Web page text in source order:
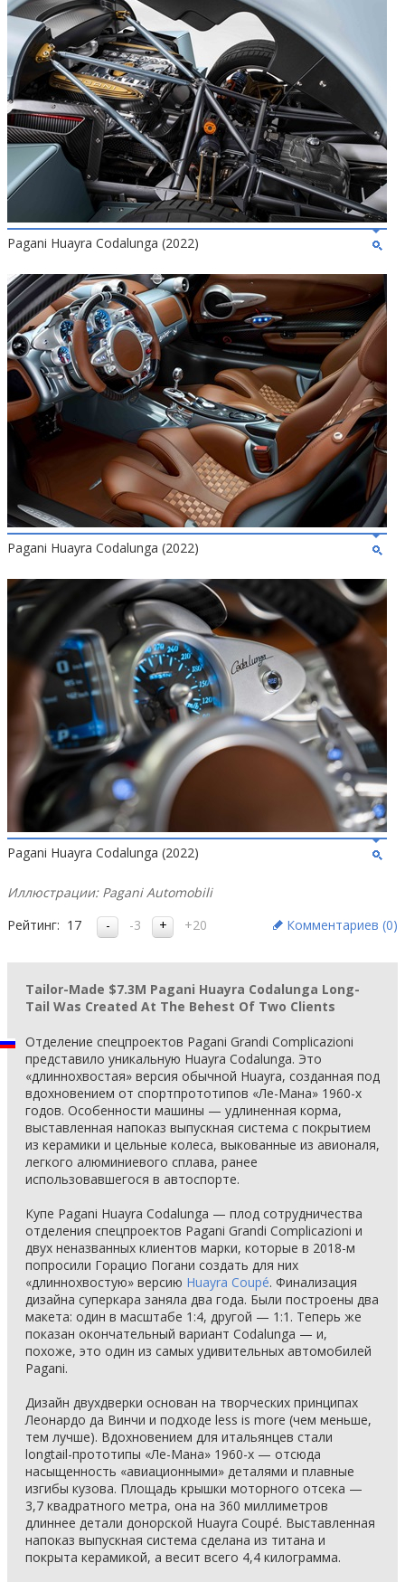
Pagani Huayra Codalunga (2022)
Pagani Huayra Codalunga (2022)
Pagani Huayra Codalunga (2022)
Иллюстрации: Pagani Automobili
Рейтинг: 17 -3 +20 Комментариев (0)
Tailor-Made $7.3M Pagani Huayra Codalunga Long-
Tail Was Created At The Behest Of Two Clients
Отделение спецпроектов Pagani Grandi Complicazioni
представило уникальную Huayra Codalunga. Это
«длиннохвостая» версия обычной Huayra, созданная под
вдохновением от спортпрототипов «Ле-Мана» 1960-х
годов. Особенности машины — удлиненная корма,
выставленная напоказ выпускная система с покрытием
из керамики и цельные колеса, выкованные из авионаля,
легкого алюминиевого сплава, ранее
использовавшегося в автоспорте.
Купе Pagani Huayra Codalunga — плод сотрудничества
отделения спецпроектов Pagani Grandi Complicazioni и
двух неназванных клиентов марки, которые в 2018-м
попросили Горацио Погани создать для них
«длиннохвостую» версию Huayra Coupé. Финализация
дизайна суперкара заняла два года. Были построены два
макета: один в масштабе 1:4, другой — 1:1. Теперь же
показан окончательный вариант Codalunga — и,
похоже, это один из самых удивительных автомобилей
Pagani.
Дизайн двухдверки основан на творческих принципах
Леонардо да Винчи и подходе less is more (чем меньше,
тем лучше). Вдохновением для итальянцев стали
longtail-прототипы «Ле-Мана» 1960-х — отсюда
насыщенность «авиационными» деталями и плавные
изгибы кузова. Площадь крышки моторного отсека —
3,7 квадратного метра, она на 360 миллиметров
длиннее детали донорской Huayra Coupé. Выставленная
напоказ выпускная система сделана из титана и
покрыта керамикой, а весит всего 4,4 килограмма.